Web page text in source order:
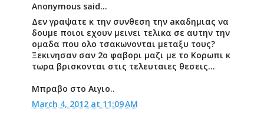
Anonymous said...
Δεν γραψατε κ την συνθεση την aκαδημιας να
δουμε ποιοι εχουν μεινει τελικα σε αυτην την
ομαδα που ολο τσακωνονται μεταξυ τους?
Ξεκινησαν σαν 2ο φαβορι μαζι με το Κορωπι κ
τωρα βρισκονται στις τελευταιες θεσεις...
Μπραβο στο Αιγιο..
March 4, 2012 at 11:09 AM